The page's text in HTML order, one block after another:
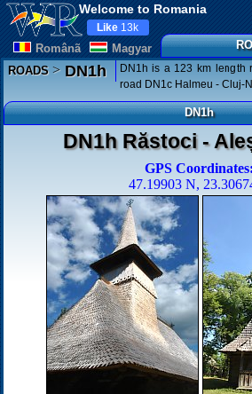
Welcome to Romania
Românã Magyar
Like 13k
ROADS>DN1h
DN1h is a 123 km length
road DN1c Halmeu - Cluj-
DN1h
DN1h Răstoci -
GPS Coordinates:
47.19903 N,